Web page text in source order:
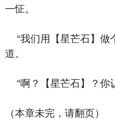
一怔。
“我们用【星芒石】做
道。
“啊？【星芒石】？你
（本章未完，请翻页）